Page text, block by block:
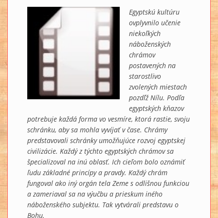
Egyptskú kultúru
ovplyvnilo učenie
niekoľkých
náboženských
chrámov
postavených na
starostlivo
zvolených miestach
pozdĺž Nílu. Podľa
egyptských kňazov
potrebuje každá forma vo vesmíre, ktorá rastie, svoju
schránku, aby sa mohla vyvíjať v čase. Chrámy
predstavovali schránky umožňujúce rozvoj egyptskej
civilizácie. Každý z týchto egyptských chrámov sa
špecializoval na inú oblasť. Ich cieľom bolo oznámiť
ľudu základné princípy a pravdy. Každý chrám
fungoval ako iný orgán tela Zeme s odlišnou funkciou
a zameriaval sa na výučbu a prieskum iného
náboženského subjektu. Tak vytvárali predstavu o
Bohu.